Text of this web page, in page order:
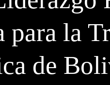
para la
de